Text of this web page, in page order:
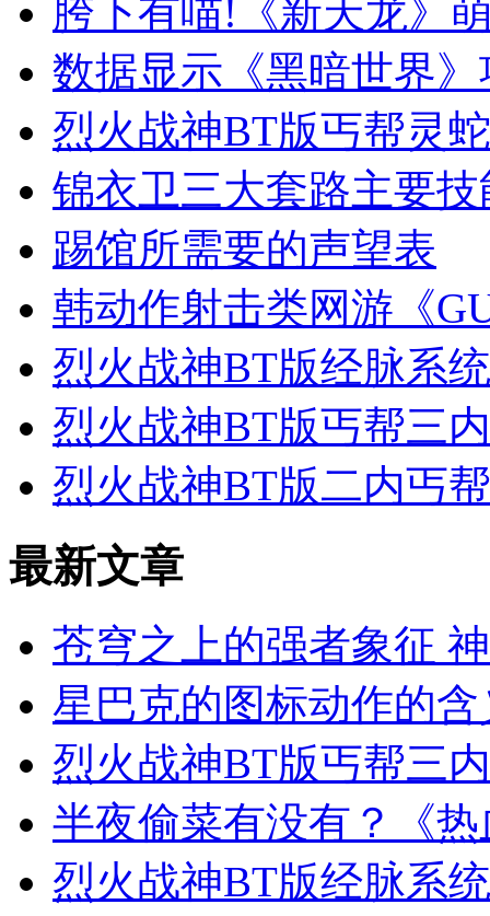
胯下有喵!《新天龙》
数据显示《黑暗世界
烈火战神BT版丐帮灵
锦衣卫三大套路主要
踢馆所需要的声望表
韩动作射击类网游《
烈火战神BT版经脉系
烈火战神BT版丐帮三
烈火战神BT版二内丐
最新文章
苍穹之上的强者象征
星巴克的图标动作的
烈火战神BT版丐帮三
半夜偷菜有没有？《
烈火战神BT版经脉系